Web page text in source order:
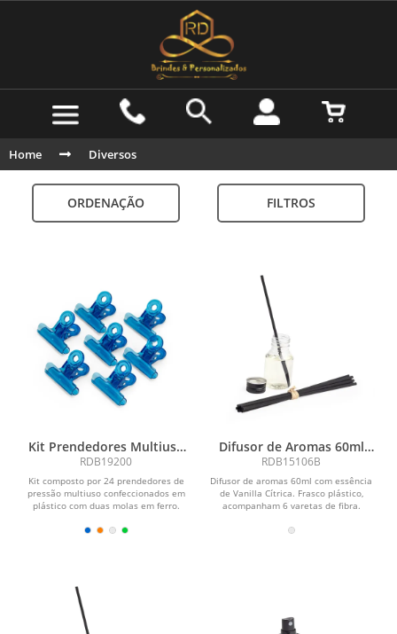
Home Diversos
ORDENAÇÃO FILTROS
Kit Prendedores Multiuso
24 Peças
RDB19200
Kit composto por 24 prendedores de
pressão multiuso confeccionados em
plástico com duas molas em ferro.
Difusor de Aromas 60ml
Vanilla Cítrica
RDB15106B
Difusor de aromas 60ml com essência
de Vanilla Cítrica. Frasco plástico,
acompanham 6 varetas de fibra.